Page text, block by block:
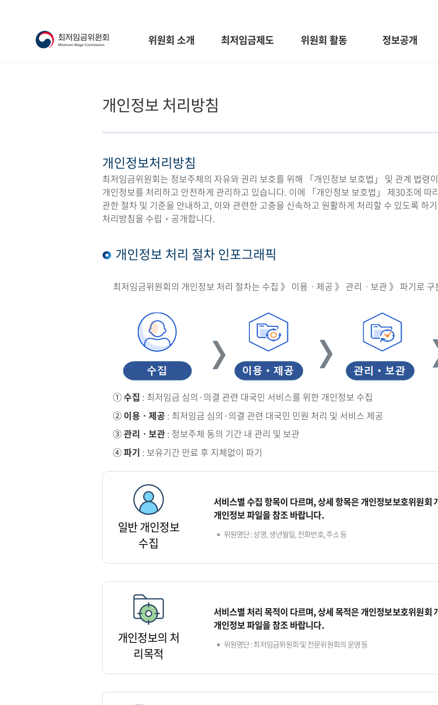
위원회 소개 최저임금제도 위원회 활동 정보공개
개인정보 처리방침
개인정보처리방침
최저임금위원회는 정보주체의 자유와 권리 보호를 위해 「개인정보 보호법」 및 관계 법령
개인정보를 처리하고 안전하게 관리하고 있습니다. 이에 「개인정보 보호법」 제30조에 따
관한 절차 및 기준을 안내하고, 이와 관련한 고충을 신속하고 원활하게 처리할 수 있도록 하
처리방침을 수립・공개합니다.
개인정보 처리 절차 인포그래픽
최저임금위원회의 개인정보 처리 절차는 수집 》 이용ㆍ제공 》 관리ㆍ보관 》 파기로
①수집 : 최저임금 심의·의결 관련 대국민 서비스를 위한 개인정보 수집
② 이용ㆍ제공 : 최저임금 심의·의결 관련 대국민 민원 처리 및 서비스 제공
③관리ㆍ보관 : 정보주체 동의 기간 내 관리 및 보관
④파기 : 보유기간 만료 후 지체없이 파기
일반 개인정보
수집
서비스별 수집 항목이 다르며, 상세 항목은 개인정보보호위원회
개인정보 파일을 참조 바랍니다.
위원명단 : 성명, 생년월일, 전화번호, 주소 등
개인정보의 처
리목적
서비스별 처리 목적이 다르며, 상세 목적은 개인정보보호위원회
개인정보 파일을 참조 바랍니다.
위원명단 : 최저임금위원회 및 전문위원회의 운영 등